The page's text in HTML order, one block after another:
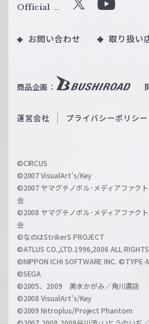
W
ß
c
a
r
z
商品企画：
Official X
u
b
O
i
l
h
a
n
l
お問い合わせ 取り扱い
運営会社 プライバシーポリシー
©CIRCUS
©2007 VisualArt's/Key
©2007 ヤマグチノボル･メディアファク
会
©2008 ヤマグチノボル･メディアファク
会
©なのはStrikerS PROJECT
©ATLUS CO.,LTD.1996,2006 ALL RIGHTS
©NIPPON ICHI SOFTWARE INC.
©SEGA
©2005、2009 美水かがみ／角川書店
©2008 VisualArt's/Key
©2009 Nitroplus/Project Phantom